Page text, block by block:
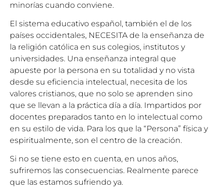
minorías cuando conviene.
El sistema educativo español, también el de los
países occidentales, NECESITA de la enseñanza de
la religión católica en sus colegios, institutos y
universidades. Una enseñanza integral que
apueste por la persona en su totalidad y no vista
desde su eficiencia intelectual, necesita de los
valores cristianos, que no solo se aprenden sino
que se llevan a la práctica día a día. Impartidos por
docentes preparados tanto en lo intelectual como
en su estilo de vida. Para los que la “Persona” física y
espiritualmente, son el centro de la creación.
Si no se tiene esto en cuenta, en unos años,
sufriremos las consecuencias. Realmente parece
que las estamos sufriendo ya.